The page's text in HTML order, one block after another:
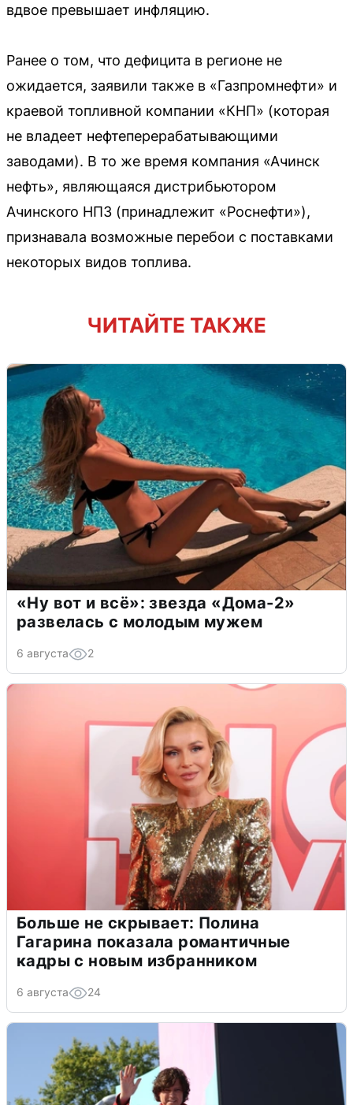
вдвое превышает инфляцию.
Ранее о том, что дефицита в регионе не
ожидается, заявили также в «Газпромнефти» и
краевой топливной компании «КНП» (которая
не владеет нефтеперерабатывающими
заводами). В то же время компания «Ачинск
нефть», являющаяся дистрибьютором
Ачинского НПЗ (принадлежит «Роснефти»),
признавала возможные перебои с поставками
некоторых видов топлива.
ЧИТАЙТЕ ТАКЖЕ
«Ну вот и всё»: звезда «Дома-2»
развелась с молодым мужем
6 августа 2
Больше не скрывает: Полина
Гагарина показала романтичные
кадры с новым избранником
6 августа 24